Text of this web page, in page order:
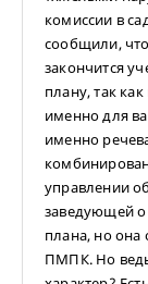
комиссии в
сообщили,
закончится
плану, так
именно для
именно
управлении
заведующей о
плана, но она
ПМПК. Но